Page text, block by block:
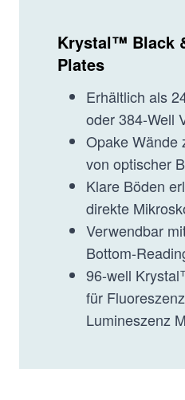
Krystal™ Black
Plates
Erhältlich als
oder 384-Well
Opake Wände
von optischer
Klare Böden
direkte
Verwendbar
Bottom-
96-well
für
Lumineszenz